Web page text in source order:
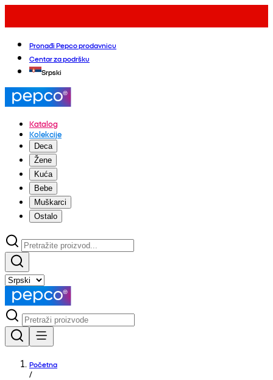
Pronađi Pepco prodavnicu
Centar za podršku
Srpski
Katalog
Kolekcije
Deca
Žene
Kuća
Bebe
Muškarci
Ostalo
Početna
/